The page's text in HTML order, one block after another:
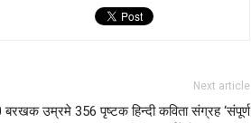
Next article
बरखक उम्रमे 356 पृष्टक हिन्दी कविता संग्रह ‘संपूर्ण